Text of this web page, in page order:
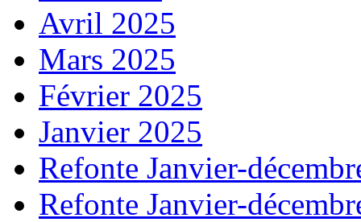
Avril 2025
Mars 2025
Février 2025
Janvier 2025
Refonte Janvier-
Refonte Janvier-